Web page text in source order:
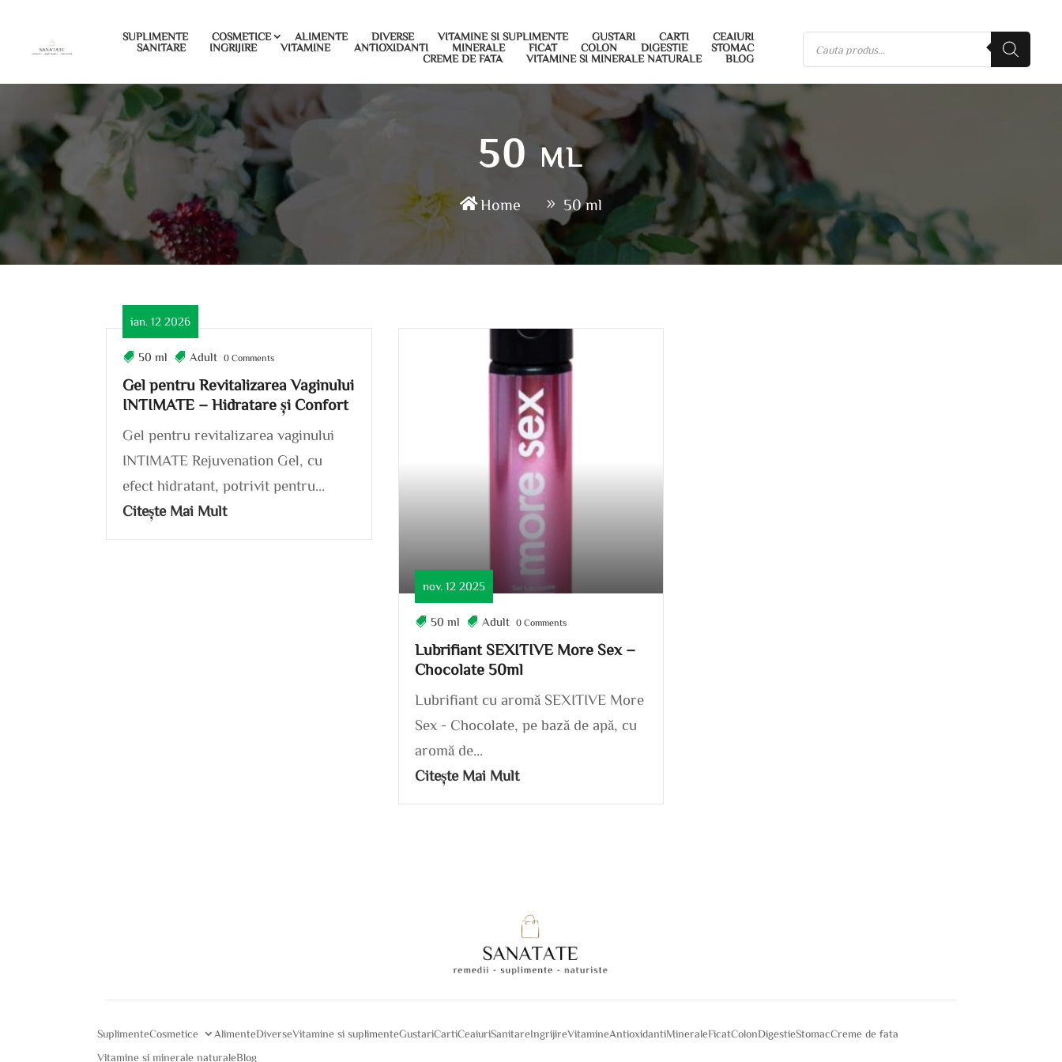
SUPLIMENTE COSMETICE ALIMENTE DIVERSE VITAMINE SI SUPLIMENTE GUSTARI CARTI
CEAIURI
SANITARE
INGRIJIRE VITAMINE ANTIOXIDANTI MINERALE FICAT COLON DIGESTIE
STOMAC
CREME DE FATA
VITAMINE SI MINERALE NATURALE BLOG
50 ml
Home 50 ml
Gel pentru Revitalizarea Vaginului
INTIMATE – Hidratare și Confort
ian. 12 2026
50 ml Adult 0 Comments
Gel pentru revitalizarea vaginului
INTIMATE Rejuvenation Gel, cu
efect hidratant, potrivit pentru...
Citește Mai Mult
Lubrifiant SEXITIVE More Sex –
Chocolate 50ml
nov. 12 2025
50 ml Adult 0 Comments
Lubrifiant cu aromă SEXITIVE More
Sex - Chocolate, pe bază de apă, cu
aromă de...
Citește Mai Mult
SuplimenteCosmetice AlimenteDiverseVitamine si suplimenteGustariCartiCeaiuriSanitareIngrijireVitamineAntioxidantiMineraleFicatColonDigestieStomacCreme de fata
Vitamine si minerale naturaleBlog